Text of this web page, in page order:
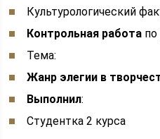
Культурологический
Контрольная работа по
Тема:
Жанр элегии в
Выполнил:
Студентка 2 курса